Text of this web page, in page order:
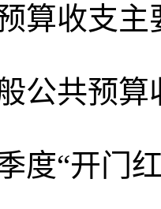
算收支主
般公共预
度“开门